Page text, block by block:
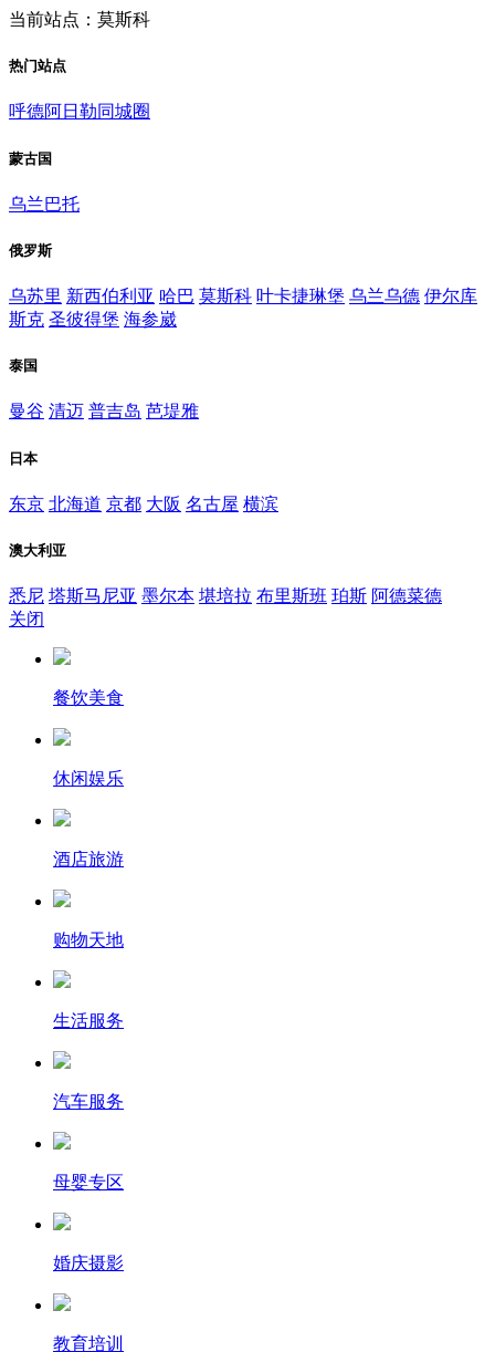
当前站点：莫斯科
热门站点
呼德阿日勒同城圈
蒙古国
乌兰巴托
俄罗斯
乌苏里 新西伯利亚 哈巴 莫斯科 叶卡捷琳堡 乌兰乌德 伊尔库
斯克 圣彼得堡 海参崴
泰国
曼谷 清迈 普吉岛 芭堤雅
日本
东京 北海道 京都 大阪 名古屋 横滨
澳大利亚
悉尼 塔斯马尼亚 墨尔本 堪培拉 布里斯班 珀斯 阿德菜德
关闭
餐饮美食
休闲娱乐
酒店旅游
购物天地
生活服务
汽车服务
母婴专区
婚庆摄影
教育培训